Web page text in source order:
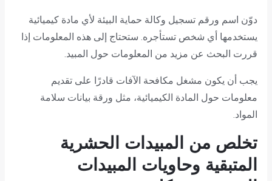
دوّن اسم ورقم تسجيل وكالة حماية البيئة لأي مادة كيميائية
يستخدمها أي شخص تستأجره. ستحتاج إلى هذه المعلومات إذا
قررت البحث عن مزيد من المعلومات حول المبيد.
يجب أن يكون مشغل مكافحة الآفات قادرًا على تقديم
معلومات حول المادة الكيميائية، مثل ورقة بيانات سلامة
المواد.
تخلص من المبيدات الحشرية
المتبقية وحاويات المبيدات